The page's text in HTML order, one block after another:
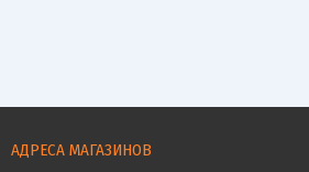
АДРЕСА МАГАЗИНОВ